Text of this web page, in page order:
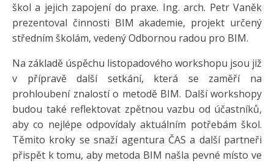
škol a jejich zapojení do praxe. Ing. arch. Petr Vaněk
prezentoval činnosti BIM akademie, projekt určený
středním školám, vedený Odbornou radou pro BIM.
Na základě úspěchu listopadového workshopu jsou již
v přípravě další setkání, která se zaměří na
prohloubení znalostí o metodě BIM. Další workshopy
budou také reflektovat zpětnou vazbu od účastníků,
aby co nejlépe odpovídaly aktuálním potřebám škol.
Těmito kroky se snaží agentura ČAS a další partneři
přispět k tomu, aby metoda BIM našla pevné místo ve